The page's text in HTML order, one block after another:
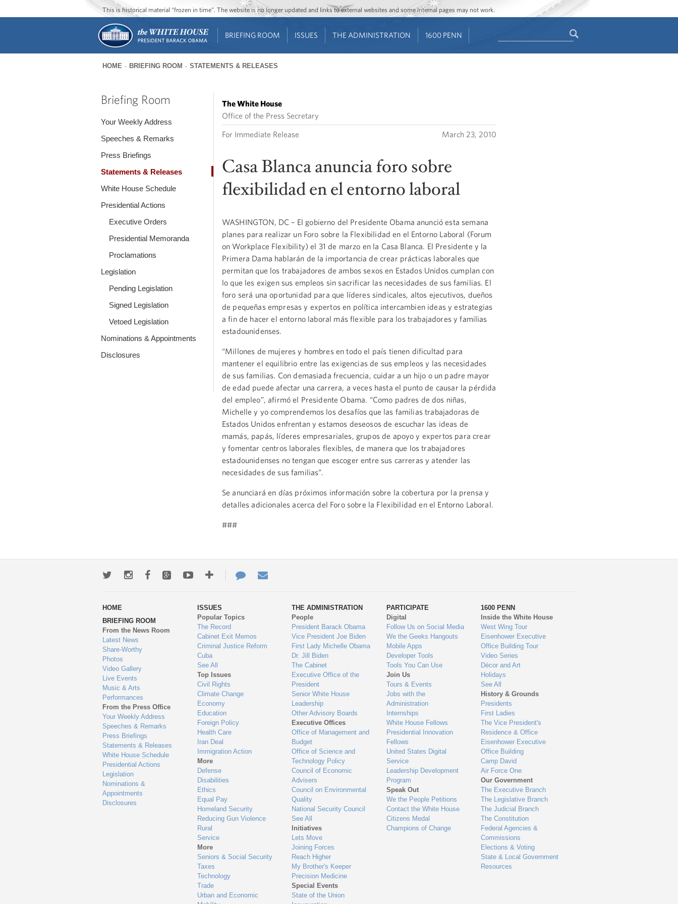
Jump to main content
Jump to navigation
This is historical material “frozen in time”. The website is no longer updated and links to external websites and some internal pages may not work.
BRIEFING ROOM ISSUES THE ADMINISTRATION 1600 PENN
are
HOME BRIEFING ROOM STATEMENTS & RELEASES
Briefing Room
Your Weekly Address
Speeches & Remarks
Press Briefings
Statements & Releases
White House Schedule
Presidential Actions
Executive Orders
Presidential Memoranda
Proclamations
Legislation
Pending Legislation
Signed Legislation
Vetoed Legislation
Nominations & Appointments
Disclosures
The White House
Office of the Press Secretary
For Immediate Release March 23, 2010
Casa Blanca anuncia foro sobre
flexibilidad en el entorno laboral
WASHINGTON, DC – El gobierno del Presidente Obama anunció esta semana
planes para realizar un Foro sobre la Flexibilidad en el Entorno Laboral (Forum
on Workplace Flexibility) el 31 de marzo en la Casa Blanca. El Presidente y la
Primera Dama hablarán de la importancia de crear prácticas laborales que
permitan que los trabajadores de ambos sexos en Estados Unidos cumplan con
lo que les exigen sus empleos sin sacrificar las necesidades de sus familias. El
foro será una oportunidad para que líderes sindicales, altos ejecutivos, dueños
de pequeñas empresas y expertos en política intercambien ideas y estrategias
a fin de hacer el entorno laboral más flexible para los trabajadores y familias
estadounidenses.
“Millones de mujeres y hombres en todo el país tienen dificultad para
mantener el equilibrio entre las exigencias de sus empleos y las necesidades
de sus familias. Con demasiada frecuencia, cuidar a un hijo o un padre mayor
de edad puede afectar una carrera, a veces hasta el punto de causar la pérdida
del empleo”, afirmó el Presidente Obama. “Como padres de dos niñas,
Michelle y yo comprendemos los desafíos que las familias trabajadoras de
Estados Unidos enfrentan y estamos deseosos de escuchar las ideas de
mamás, papás, líderes empresariales, grupos de apoyo y expertos para crear
y fomentar centros laborales flexibles, de manera que los trabajadores
estadounidenses no tengan que escoger entre sus carreras y atender las
necesidades de sus familias”.
Se anunciará en días próximos información sobre la cobertura por la prensa y
detalles adicionales acerca del Foro sobre la Flexibilidad en el Entorno Laboral.
###
TwitterInstagramFacebookGoogle+YoutubeMore
ways
to
engage
Contact
Us
HOME
BRIEFING ROOM
From the News Room
Latest News
Share-Worthy
Photos
Video Gallery
Live Events
Music & Arts
Performances
From the Press Office
Your Weekly Address
Speeches & Remarks
Press Briefings
Statements & Releases
White House Schedule
Presidential Actions
Legislation
Nominations &
Appointments
Disclosures
ISSUES
Popular Topics
The Record
Cabinet Exit Memos
Criminal Justice Reform
Cuba
See All
Top Issues
Civil Rights
Climate Change
Economy
Education
Foreign Policy
Health Care
Iran Deal
Immigration Action
More
Defense
Disabilities
Ethics
Equal Pay
Homeland Security
Reducing Gun Violence
Rural
Service
More
Seniors & Social Security
Taxes
Technology
Trade
Urban and Economic
THE ADMINISTRATION
People
President Barack Obama
Vice President Joe Biden
First Lady Michelle Obama
Dr. Jill Biden
The Cabinet
Executive Office of the
President
Senior White House
Leadership
Other Advisory Boards
Executive Offices
Office of Management and
Budget
Office of Science and
Technology Policy
Council of Economic
Advisers
Council on Environmental
Quality
National Security Council
See All
Initiatives
Lets Move
Joining Forces
Reach Higher
My Brother's Keeper
Precision Medicine
Special Events
State of the Union
PARTICIPATE
Digital
Follow Us on Social Media
We the Geeks Hangouts
Mobile Apps
Developer Tools
Tools You Can Use
Join Us
Tours & Events
Jobs with the
Administration
Internships
White House Fellows
Presidential Innovation
Fellows
United States Digital
Service
Leadership Development
Program
Speak Out
We the People Petitions
Contact the White House
Citizens Medal
Champions of Change
1600 PENN
Inside the White House
West Wing Tour
Eisenhower Executive
Office Building Tour
Video Series
Décor and Art
Holidays
See All
History & Grounds
Presidents
First Ladies
The Vice President's
Residence & Office
Eisenhower Executive
Office Building
Camp David
Air Force One
Our Government
The Executive Branch
The Legislative Branch
The Judicial Branch
The Constitution
Federal Agencies &
Commissions
Elections & Voting
State & Local Government
Resources